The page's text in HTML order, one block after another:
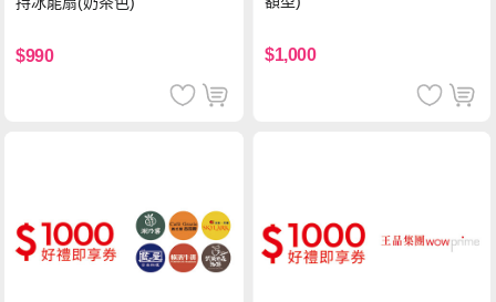
$990 $1,000